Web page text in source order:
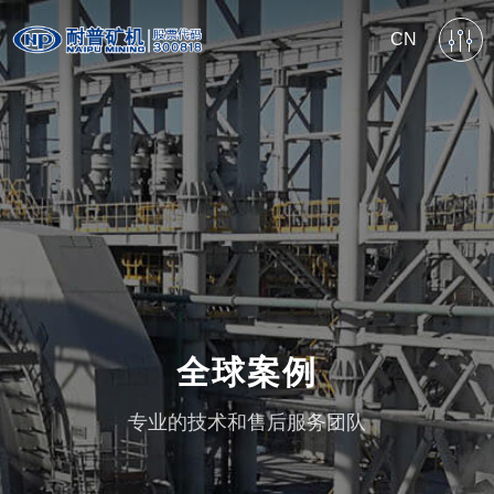
CN
全球案例
专业的技术和售后服务团队